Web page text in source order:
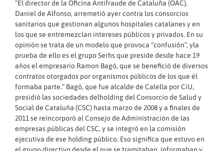
“El director de la Oficina Antifraude de Cataluña (OAC),
Daniel de Alfonso, arremetió ayer contra los consorcios
sanitarios que gestionan algunos hospitales catalanes y en
los que se entremezclan intereses públicos y privados. En su
opinión se trata de un modelo que provoca “confusión”, yla
prueba de ello es el grupo Serhs que preside desde hace 19
años el empresario Ramon Bagó, que se benefició de diversos
contratos otorgados por organismos públicos de los que él
formaba parte.” Bagó, que fue alcalde de Calella por CiU,
presidió las sociedades delholding del Consorcio de Salud y
Social de Cataluña (CSC) hasta marzo de 2008 y a finales de
2011 se reincorporó al Consejo de Administración de las
empresas públicas del CSC, y se integró en la comisión
ejecutiva de ese holding público. Eso significa que estuvo en